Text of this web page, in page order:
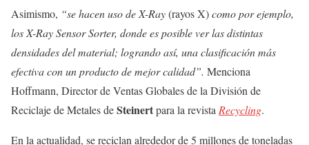
Asimismo, “se hacen uso de X-Ray(rayos X)como por ejemplo,
los X-Ray Sensor Sorter, donde es posible ver las distintas
densidades del material; logrando así, una clasificación más
efectiva con un producto de mejor calidad”. Menciona
Hoffmann, Director de Ventas Globales de la División de
Reciclaje de Metales deSteinertpara la revista Recycling.
En la actualidad, se reciclan alrededor de 5 millones de toneladas